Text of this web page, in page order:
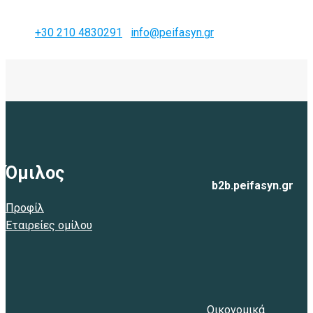
+30 210 4830291 info@peifasyn.gr
b2b.peifasyn.gr
Όμιλος
Προφίλ
Εταιρείες ομίλου
Οικονομικά